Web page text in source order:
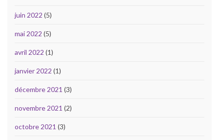
juin 2022 (5)
mai 2022 (5)
avril 2022 (1)
janvier 2022 (1)
décembre 2021 (3)
novembre 2021 (2)
octobre 2021 (3)